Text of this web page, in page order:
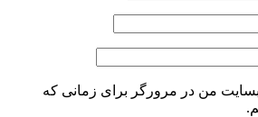
من در مرورگر برای زمانی که